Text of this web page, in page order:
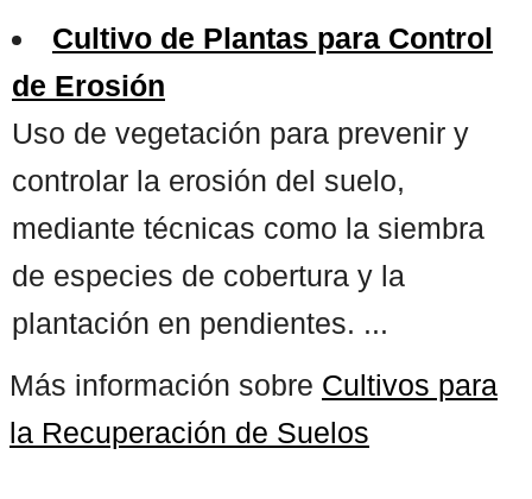
Cultivo de Plantas para Control
de Erosión
Uso de vegetación para prevenir y
controlar la erosión del suelo,
mediante técnicas como la siembra
de especies de cobertura y la
plantación en pendientes. ...
Más información sobre Cultivos para
la Recuperación de Suelos